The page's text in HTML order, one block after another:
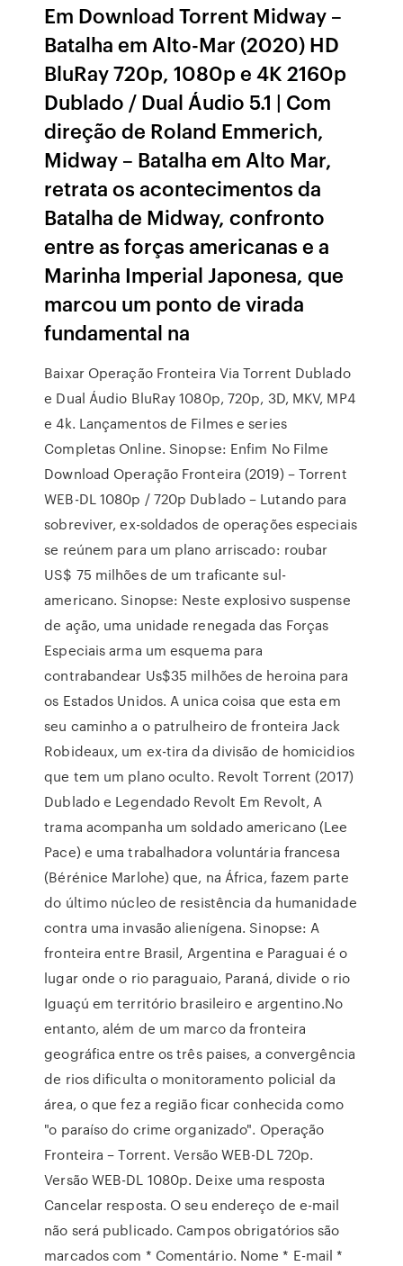
Em Download Torrent Midway –
Batalha em Alto-Mar (2020) HD
BluRay 720p, 1080p e 4K 2160p
Dublado / Dual Áudio 5.1 | Com
direção de Roland Emmerich,
Midway – Batalha em Alto Mar,
retrata os acontecimentos da
Batalha de Midway, confronto
entre as forças americanas e a
Marinha Imperial Japonesa, que
marcou um ponto de virada
fundamental na
Baixar Operação Fronteira Via Torrent Dublado
e Dual Áudio BluRay 1080p, 720p, 3D, MKV, MP4
e 4k. Lançamentos de Filmes e series
Completas Online. Sinopse: Enfim No Filme
Download Operação Fronteira (2019) – Torrent
WEB-DL 1080p / 720p Dublado – Lutando para
sobreviver, ex-soldados de operações especiais
se reúnem para um plano arriscado: roubar
US$ 75 milhões de um traficante sul-
americano. Sinopse: Neste explosivo suspense
de ação, uma unidade renegada das Forças
Especiais arma um esquema para
contrabandear Us$35 milhões de heroina para
os Estados Unidos. A unica coisa que esta em
seu caminho a o patrulheiro de fronteira Jack
Robideaux, um ex-tira da divisão de homicidios
que tem um plano oculto. Revolt Torrent (2017)
Dublado e Legendado Revolt Em Revolt, A
trama acompanha um soldado americano (Lee
Pace) e uma trabalhadora voluntária francesa
(Bérénice Marlohe) que, na África, fazem parte
do último núcleo de resistência da humanidade
contra uma invasão alienígena. Sinopse: A
fronteira entre Brasil, Argentina e Paraguai é o
lugar onde o rio paraguaio, Paraná, divide o rio
Iguaçú em território brasileiro e argentino.No
entanto, além de um marco da fronteira
geográfica entre os três paises, a convergência
de rios dificulta o monitoramento policial da
área, o que fez a região ficar conhecida como
"o paraíso do crime organizado". Operação
Fronteira – Torrent. Versão WEB-DL 720p.
Versão WEB-DL 1080p. Deixe uma resposta
Cancelar resposta. O seu endereço de e-mail
não será publicado. Campos obrigatórios são
marcados com * Comentário. Nome * E-mail *